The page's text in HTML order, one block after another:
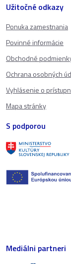
Užitočné odkazy
Ponuka zamestnania
Povinné informácie
Obchodné
Ochrana osobných
Vyhlásenie o
Mapa stránky
S podporou
Mediálni partneri